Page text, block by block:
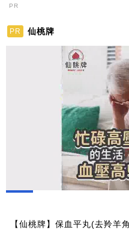
PR
PR 仙桃牌
【仙桃牌】保血平丸(去羚羊